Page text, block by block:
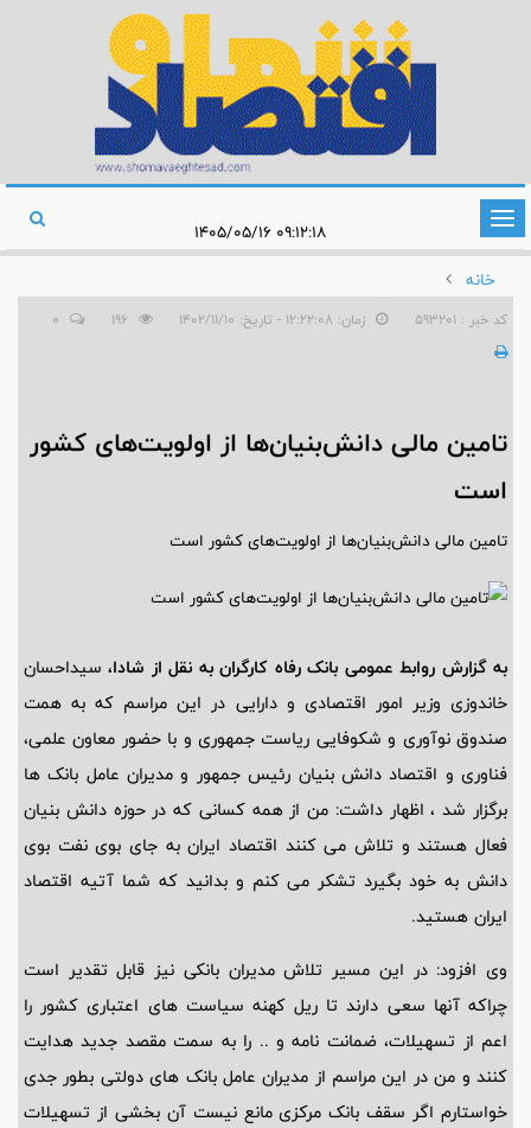
تغییر
وضعیت
ناوبری
خانه
کد خبر : 593201 زمان: ۱۲:۲۲:۰۸ - تاریخ: ۱۴۰۲/۱۱/۱۰ 0
​تامین مالی دانش‌بنیان‌ها از اولویت‌های کشور
است
​تامین مالی دانش‌بنیان‌ها از اولویت‌های کشور است
به گزارش روابط عمومی بانک رفاه کارگران به نقل از شادا، سیداحسان
خاندوزی وزیر امور اقتصادی و دارایی در این مراسم که به همت
صندوق نوآوری و شکوفایی ریاست جمهوری و با حضور معاون علمی،
فناوری و اقتصاد دانش بنیان رئیس جمهور و مدیران عامل بانک ها
برگزار شد ، اظهار داشت: من از همه کسانی که در حوزه دانش بنیان
فعال هستند و تلاش می کنند اقتصاد ایران به جای بوی نفت بوی
دانش به خود بگیرد تشکر می کنم و بدانید که شما آتیه اقتصاد
ایران هستید.
وی افزود: در این مسیر تلاش مدیران بانکی نیز قابل تقدیر است
چراکه آنها سعی دارند تا ریل کهنه سیاست های اعتباری کشور را
اعم از تسهیلات، ضمانت نامه و .. را به سمت مقصد جدید هدایت
کنند و من در این مراسم از مدیران عامل بانک های دولتی بطور جدی
خواستارم اگر سقف بانک مرکزی مانع نیست آن بخشی از تسهیلات